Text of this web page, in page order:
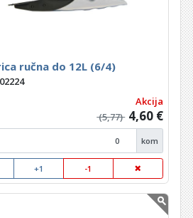
ručna do 12L (6/4)
Akcija
(5,77) 4,60 €
kom
+1 -1